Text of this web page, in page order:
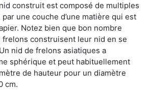
construit est composé de multiples
une couche d’une matière qui est
Notez bien que bon nombre
frelons construisent leur nid en se
nid de frelons asiatiques a
sphérique et peut habituellement
de hauteur pour un diamètre
cm.